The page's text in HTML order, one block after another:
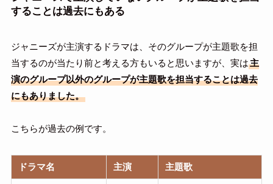
することは過去にもある
ジャニーズが主演するドラマは、そのグループが主題歌を担
当するのが当たり前と考える方もいると思いますが、実は主
演のグループ以外のグループが主題歌を担当することは過去
にもありました。
こちらが過去の例です。
ドラマ名 主演 主題歌